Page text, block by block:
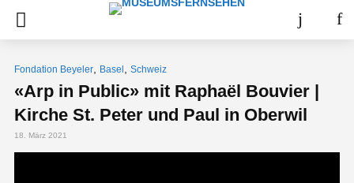
Fondation Beyeler Basel Schweiz
«Arp in Public» mit Raphaël Bouvier |
Kirche St. Peter und Paul in Oberwil
18. März 2021